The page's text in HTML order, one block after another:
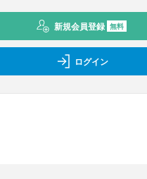
新規会員登録 無料
ログイン